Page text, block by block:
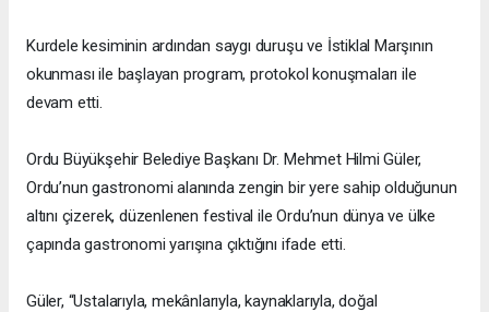
Kurdele kesiminin ardından saygı duruşu ve İstiklal Marşının
okunması ile başlayan program, protokol konuşmaları ile
devam etti.
Ordu Büyükşehir Belediye Başkanı Dr. Mehmet Hilmi Güler,
Ordu’nun gastronomi alanında zengin bir yere sahip olduğunun
altını çizerek, düzenlenen festival ile Ordu’nun dünya ve ülke
çapında gastronomi yarışına çıktığını ifade etti.
Güler, “Ustalarıyla, mekânlarıyla, kaynaklarıyla, doğal